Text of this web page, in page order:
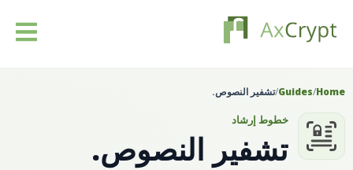
تحميل
التسعير
Home
/
Guides
/تشفير النصوص.
خطوط إرشاد
تشفير النصوص.